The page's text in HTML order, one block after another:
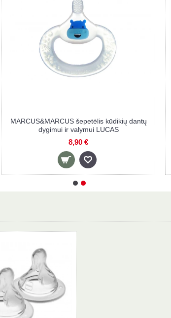
šepetėlis kūdikių dantų
WILLO
8,90 €
MARCUS&MARCUS
dygimui ir